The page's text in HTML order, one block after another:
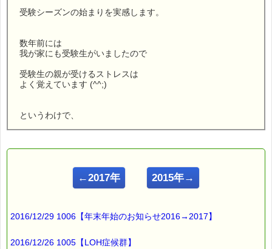
受験シーズンの始まりを実感します。
数年前には
我が家にも受験生がいましたので
受験生の親が受けるストレスは
よく覚えています (^^;)
というわけで、
バッチフラワーをご紹介します。
ルコ＠千葉るみこ （主婦、二児の母） でございます。
←2017年 2015年→
2016/12/29 1006【年末年始のお知らせ2016→2017】
2016/12/26 1005【LOH症候群】